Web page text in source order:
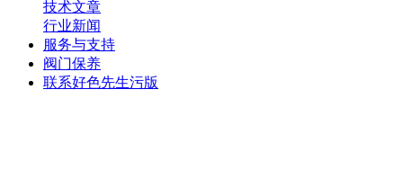
技术文章
行业新闻
服务与支持
阀门保养
联系好色先生污版